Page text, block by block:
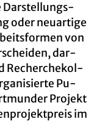
Dar­stel­lungs­
oder neu­ar­ti­ge
von
dar­
Re­cher­che­kol­
Pu­
Pro­jekt
im